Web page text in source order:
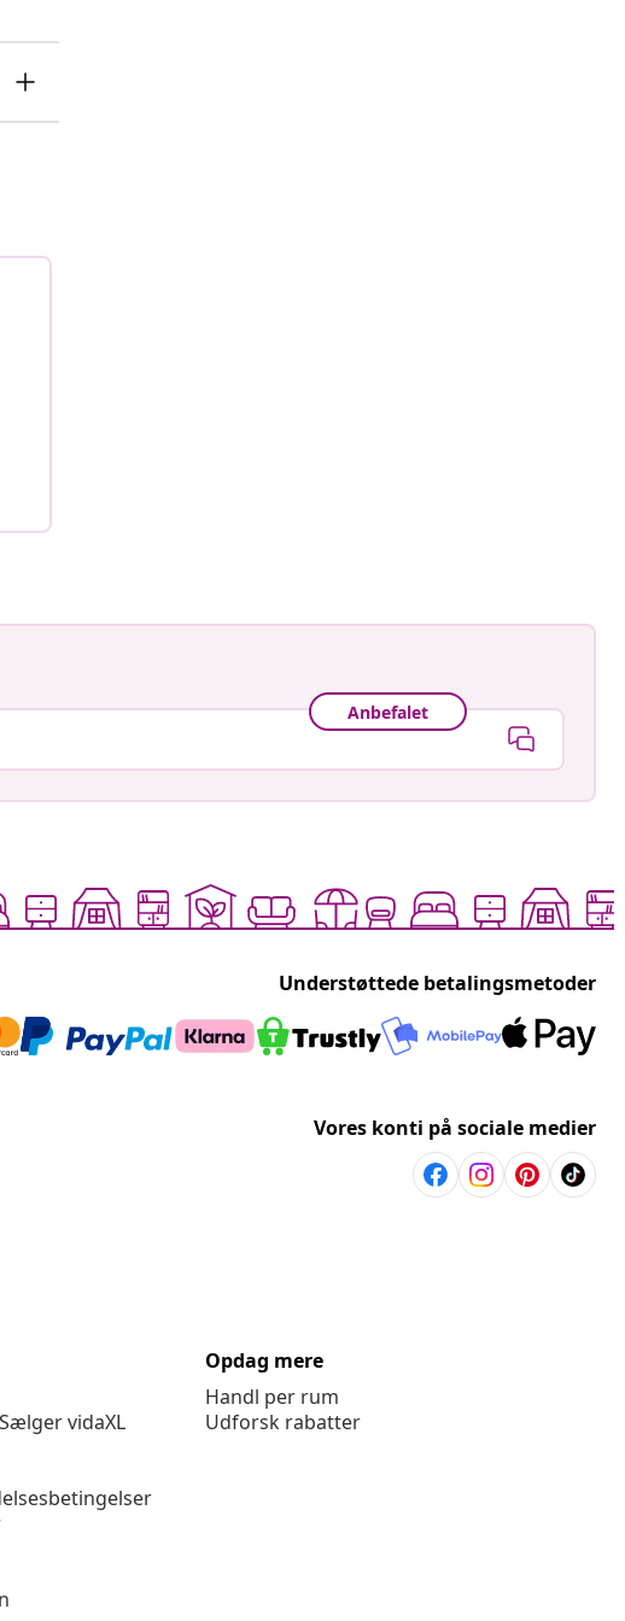
Anbefalet
Understøttede betalingsmetoder
Vores konti på sociale medier
vidaXL
Opdag mere
Handl per rum
Udforsk rabatter